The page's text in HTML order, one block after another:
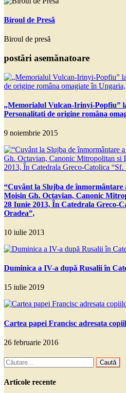
Biroul de Presă
Biroul de presă
postări asemănatoare
„Memorialul Vulcan-Irinyi-Popfiu”
Personalitati de origine româna
9 noiembrie 2015
“Cuvânt la Slujba de
Moisin Gh. Octavian, Canonic
28 Iunie 2013, În Catedrala Greco-
Oradea”,
10 iulie 2013
Duminica a IV-a după Rusalii în
15 iulie 2019
Cartea papei Francisc adresata
26 februarie 2016
Caută
după:
Articole recente